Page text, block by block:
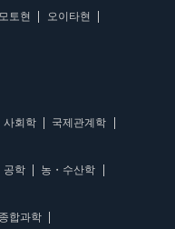
토현
오이타현
사회학 국제관계학
공학 농・수산학
종합과학